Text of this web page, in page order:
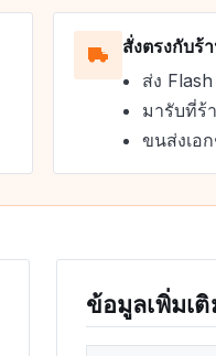
สั่งตรงกับร้
ส่ง
มารับที่ร้
ขนส่งเอ
ข้อมูลเพิ่มเ